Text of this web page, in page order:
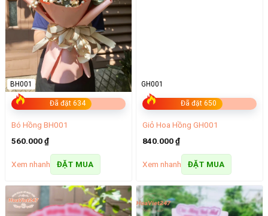
Đã đặt 634
BH001
Bó Hồng BH001
560.000₫
Xem nhanh ĐẶT MUA
Đã đặt 650
GH001
Giỏ Hoa Hồng GH001
840.000₫
Xem nhanh ĐẶT MUA